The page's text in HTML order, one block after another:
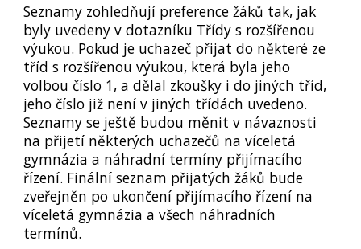
Seznamy zohledňují preference žáků tak, jak
byly uvedeny v dotazníku Třídy s rozšířenou
výukou. Pokud je uchazeč přijat do některé ze
tříd s rozšířenou výukou, která byla jeho
volbou číslo 1, a dělal zkoušky i do jiných tříd,
jeho číslo již není v jiných třídách uvedeno.
Seznamy se ještě budou měnit v návaznosti
na přijetí některých uchazečů na víceletá
gymnázia a náhradní termíny přijímacího
řízení. Finální seznam přijatých žáků bude
zveřejněn po ukončení přijímacího řízení na
víceletá gymnázia a všech náhradních
termínů.